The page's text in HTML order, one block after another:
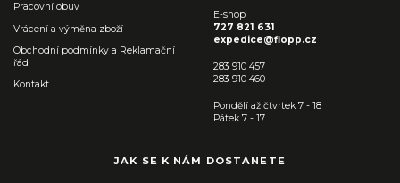
Pracovní obuv
Vrácení a výměna zboží
Obchodní podmínky a Reklamační
řád
Kontakt
E-shop
727 821 631
expedice@flopp.cz
283 910 457
283 910 460
Pondělí až čtvrtek 7 - 18
Pátek 7 - 17
JAK SE K NÁM DOSTANETE